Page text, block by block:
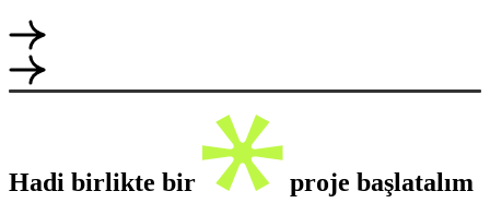
Hadi birlikte bir proje başlatalım